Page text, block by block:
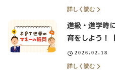
詳しく読む
進級・進学時
育をしよう！
2026.02.18
詳しく読む